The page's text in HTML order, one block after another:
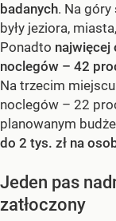
badanych. Na
były jeziora,
Ponadto najwięcej
noclegów – 42
Na trzecim
noclegów – 22
planowanym
do 2 tys. zł na
Jeden pas
zatłoczony